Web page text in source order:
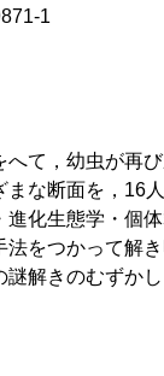
1
て，幼虫が再
まな断面を，16
進化生態学・個
法をつかって解
謎解きのむずか